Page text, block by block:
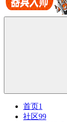
首页1
社区99